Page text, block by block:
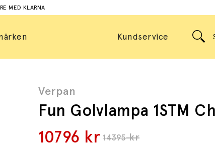
MED KLARNA
Kundservice
Verpan
Fun Golvlampa 1STM
14395kr
10796 kr